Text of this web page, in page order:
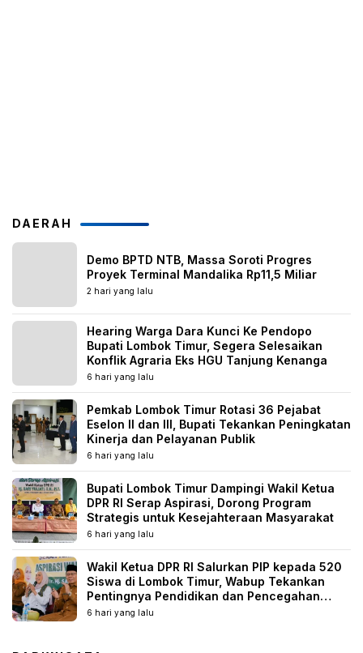
DAERAH
Demo BPTD NTB, Massa Soroti Progres
Proyek Terminal Mandalika Rp11,5 Miliar
2 hari yang lalu
Hearing Warga Dara Kunci Ke Pendopo
Bupati Lombok Timur, Segera Selesaikan
Konflik Agraria Eks HGU Tanjung Kenanga
6 hari yang lalu
Pemkab Lombok Timur Rotasi 36 Pejabat
Eselon II dan III, Bupati Tekankan Peningkatan
Kinerja dan Pelayanan Publik
6 hari yang lalu
Bupati Lombok Timur Dampingi Wakil Ketua
DPR RI Serap Aspirasi, Dorong Program
Strategis untuk Kesejahteraan Masyarakat
6 hari yang lalu
Wakil Ketua DPR RI Salurkan PIP kepada 520
Siswa di Lombok Timur, Wabup Tekankan
Pentingnya Pendidikan dan Pencegahan
Perkawinan Anak
6 hari yang lalu